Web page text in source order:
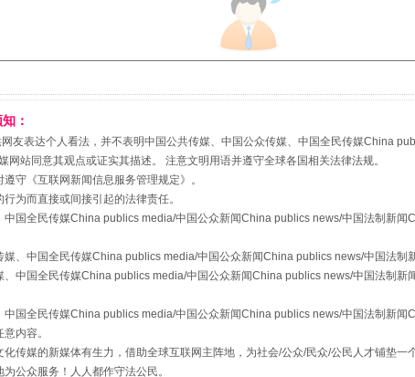
等你上场 事关残疾人未来5年
：
友表达个人看法，并不表明中国公共传媒、中国公众传媒、中国全民传媒China
站同意其观点或证实其描述。 注意文明用语并遵守全球各国相关法律法规。
遵守《互联网新闻信息服务管理规定》。
为而直接或间接引起的法律责任。
中国全民传媒China publics media/中国公众新闻China publics news/中国法制新
媒、中国全民传媒China publics media/中国公众新闻China publics news/中国法
、中国全民传媒China publics media/中国公众新闻China publics news/中国法制
中国全民传媒China publics media/中国公众新闻China publics news/中国法制新
内容。
传媒的新媒体有生力，借助全球互联网主阵地，为社会/公众/民众/公民人才铺垫
公众服务！人人都作守法公民。